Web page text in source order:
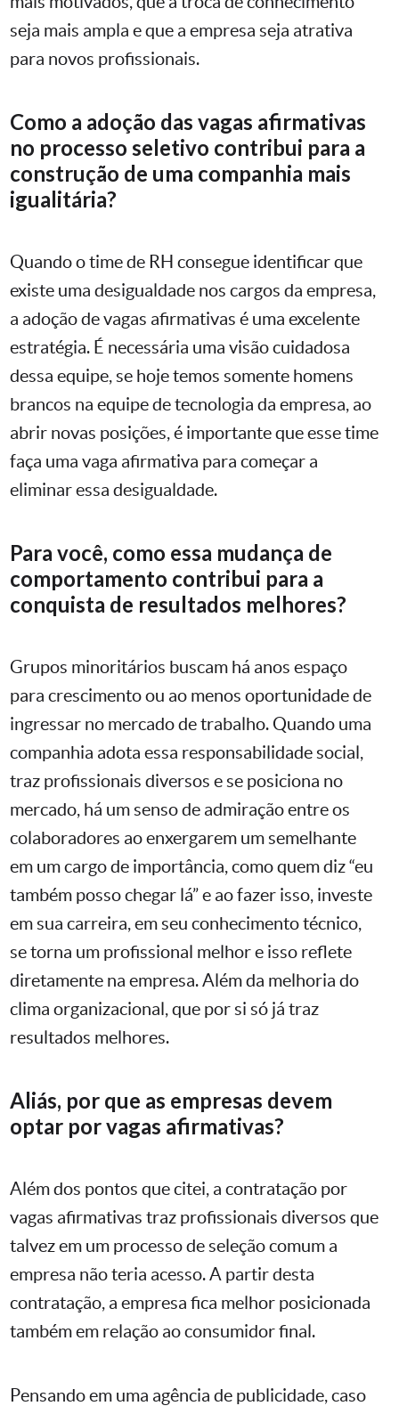
seja mais ampla e que a empresa seja atrativa
para novos profissionais.
Como a adoção das vagas afirmativas
no processo seletivo contribui para a
construção de uma companhia mais
igualitária?
Quando o time de RH consegue identificar que
existe uma desigualdade nos cargos da empresa,
a adoção de vagas afirmativas é uma excelente
estratégia. É necessária uma visão cuidadosa
dessa equipe, se hoje temos somente homens
brancos na equipe de tecnologia da empresa, ao
abrir novas posições, é importante que esse time
faça uma vaga afirmativa para começar a
eliminar essa desigualdade.
Para você, como essa mudança de
comportamento contribui para a
conquista de resultados melhores?
Grupos minoritários buscam há anos espaço
para crescimento ou ao menos oportunidade de
ingressar no mercado de trabalho. Quando uma
companhia adota essa responsabilidade social,
traz profissionais diversos e se posiciona no
mercado, há um senso de admiração entre os
colaboradores ao enxergarem um semelhante
em um cargo de importância, como quem diz “eu
também posso chegar lá” e ao fazer isso, investe
em sua carreira, em seu conhecimento técnico,
se torna um profissional melhor e isso reflete
diretamente na empresa. Além da melhoria do
clima organizacional, que por si só já traz
resultados melhores.
Aliás, por que as empresas devem
optar por vagas afirmativas?
Além dos pontos que citei, a contratação por
vagas afirmativas traz profissionais diversos que
talvez em um processo de seleção comum a
empresa não teria acesso. A partir desta
contratação, a empresa fica melhor posicionada
também em relação ao consumidor final.
Pensando em uma agência de publicidade, caso